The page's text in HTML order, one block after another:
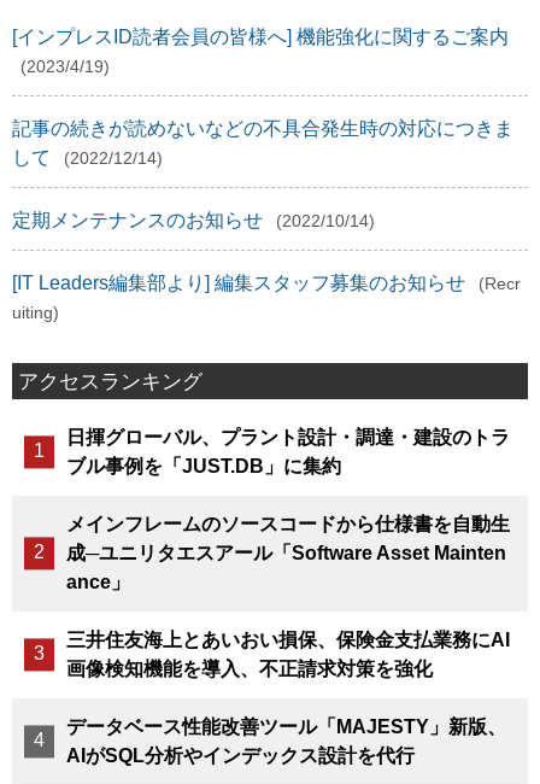
[インプレスID読者会員の皆様へ] 機能強化に関するご案内
(2023/4/19)
記事の続きが読めないなどの不具合発生時の対応につきま
して
(2022/12/14)
定期メンテナンスのお知らせ (2022/10/14)
[IT Leaders編集部より] 編集スタッフ募集のお知らせ
(Recr
uiting)
アクセスランキング
日揮グローバル、プラント設計・調達・建設のトラ
ブル事例を「JUST.DB」に集約
メインフレームのソースコードから仕様書を自動生
成─ユニリタエスアール「Software Asset Mainten
ance」
三井住友海上とあいおい損保、保険金支払業務にAI
画像検知機能を導入、不正請求対策を強化
データベース性能改善ツール「MAJESTY」新版、
AIがSQL分析やインデックス設計を代行